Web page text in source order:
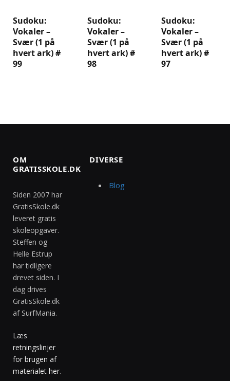
Sudoku:
Vokaler –
Svær (1 på
hvert ark) #
99
Sudoku:
Vokaler –
Svær (1 på
hvert ark) #
98
Sudoku:
Vokaler –
Svær (1 på
hvert ark) #
97
OM
GRATISSKOLE.DK
Siden 2007 har
GratisSkole.dk
leveret gratis
skoleopgaver.
Steffen og
Helle Estrup
har tidligere
drevet siden. I
dag drives
GratisSkole.dk
af SurfMania.
Læs
retningslinjer
for brugen af
materialet her.
DIVERSE
Blog